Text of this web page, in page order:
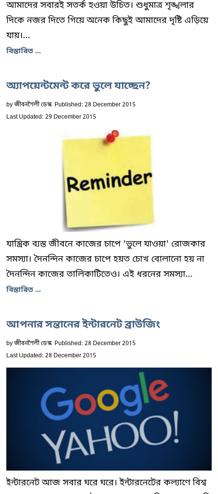
আমাদের সবারই সতর্ক হওয়া উচিত। শুধুমাত্র শৃঙ্খলার
দিকে নজর দিতে গিয়ে অনেক কিছুই আমাদের দৃষ্টি এড়িয়ে
যায়।...
বিস্তারিত ...
অ্যাপয়েন্টমেন্ট করে ভুলে যাচ্ছেন?
byজীবনশৈলী ডেস্ক Published: 28 December 2015
Last Updated: 29 December 2015
যান্ত্রিক ব্যস্ত জীবনে কাজের চাপে 'ভুলে যাওয়া' রোজকার
সমস্যা। দৈনন্দিন কাজের চাপে হয়ত চোখ বোলানো হয় না
দৈনন্দিন কাজের তালিকাটিতেও। এই ধরনের সমস্যা...
বিস্তারিত ...
আপনার সন্তানের ইন্টারনেট ব্রাউজিং
byজীবনশৈলী ডেস্ক Published: 28 December 2015
Last Updated: 28 December 2015
ইন্টারনেট আজ সবার ঘরে ঘরে। ইন্টারনেটের কল্যাণে বিশ্ব